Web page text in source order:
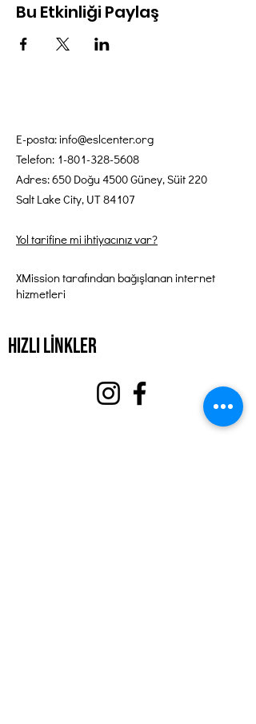
Bu Etkinliği Paylaş
E-posta:info@eslcenter.org
Telefon: 1-801-328-5608
Adres: 650 Doğu 4500 Güney, Süit 220
Salt Lake City, UT 84107
Yol tarifine mi ihtiyacınız var?
XMission tarafından bağışlanan internet
hizmetleri
Hızlı Linkler